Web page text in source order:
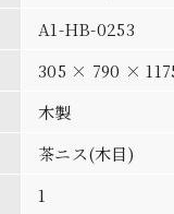
A1-HB-0253
305 × 790 ×
木製
茶ニス(木目)
1